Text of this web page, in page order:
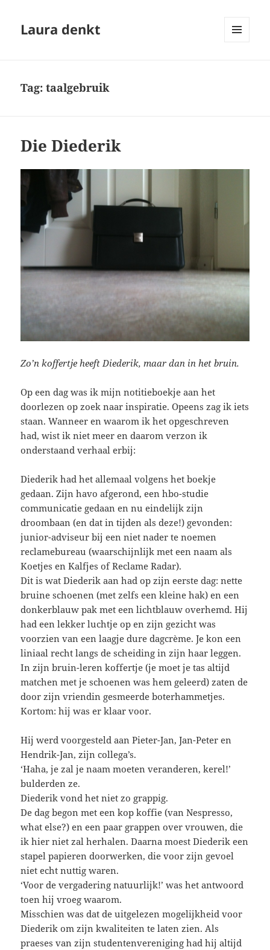
Laura denkt
Tag:taalgebruik
Die Diederik
Zo’n koffertje heeft Diederik, maar dan in het bruin.
Op een dag was ik mijn notitieboekje aan het
doorlezen op zoek naar inspiratie. Opeens zag ik iets
staan. Wanneer en waarom ik het opgeschreven
had, wist ik niet meer en daarom verzon ik
onderstaand verhaal erbij:
Diederik had het allemaal volgens het boekje
gedaan. Zijn havo afgerond, een hbo-studie
communicatie gedaan en nu eindelijk zijn
droombaan (en dat in tijden als deze!) gevonden:
junior-adviseur bij een niet nader te noemen
reclamebureau (waarschijnlijk met een naam als
Koetjes en Kalfjes of Reclame Radar).
Dit is wat Diederik aan had op zijn eerste dag: nette
bruine schoenen (met zelfs een kleine hak) en een
donkerblauw pak met een lichtblauw overhemd. Hij
had een lekker luchtje op en zijn gezicht was
voorzien van een laagje dure dagcrème. Je kon een
liniaal recht langs de scheiding in zijn haar leggen.
In zijn bruin-leren koffertje (je moet je tas altijd
matchen met je schoenen was hem geleerd) zaten de
door zijn vriendin gesmeerde boterhammetjes.
Kortom: hij was er klaar voor.
Hij werd voorgesteld aan Pieter-Jan, Jan-Peter en
Hendrik-Jan, zijn collega’s.
‘Haha, je zal je naam moeten veranderen, kerel!’
bulderden ze.
Diederik vond het niet zo grappig.
De dag begon met een kop koffie (van Nespresso,
what else?) en een paar grappen over vrouwen, die
ik hier niet zal herhalen. Daarna moest Diederik een
stapel papieren doorwerken, die voor zijn gevoel
niet echt nuttig waren.
‘Voor de vergadering natuurlijk!’ was het antwoord
toen hij vroeg waarom.
Misschien was dat de uitgelezen mogelijkheid voor
Diederik om zijn kwaliteiten te laten zien. Als
praeses van zijn studentenvereniging had hij altijd